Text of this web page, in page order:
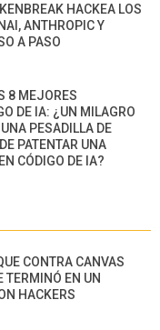
HACKEA LOS
ANTHROPIC Y
A PASO
8 MEJORES
DE IA: ¿UN MILAGRO
PESADILLA DE
PATENTAR UNA
CÓDIGO DE IA?
CONTRA CANVAS
TERMINÓ EN UN
HACKERS